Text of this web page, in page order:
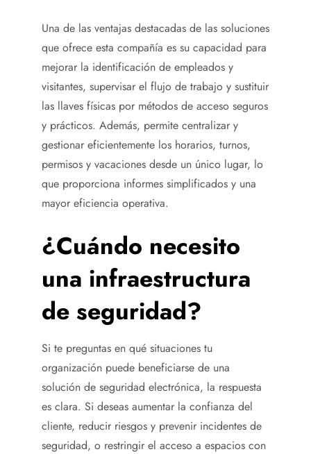
Una de las ventajas destacadas de las soluciones
que ofrece esta compañía es su capacidad para
mejorar la identificación de empleados y
visitantes, supervisar el flujo de trabajo y sustituir
las llaves físicas por métodos de acceso seguros
y prácticos. Además, permite centralizar y
gestionar eficientemente los horarios, turnos,
permisos y vacaciones desde un único lugar, lo
que proporciona informes simplificados y una
mayor eficiencia operativa.
¿Cuándo necesito
una infraestructura
de seguridad?
Si te preguntas en qué situaciones tu
organización puede beneficiarse de una
solución de seguridad electrónica, la respuesta
es clara. Si deseas aumentar la confianza del
cliente, reducir riesgos y prevenir incidentes de
seguridad, o restringir el acceso a espacios con